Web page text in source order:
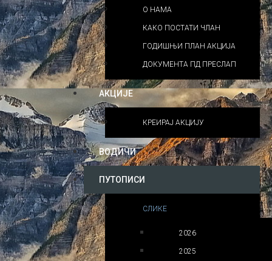
О НАМА
КАКО ПОСТАТИ ЧЛАН
ГОДИШЊИ ПЛАН АКЦИЈА
ДОКУМЕНТА ПД ПРЕСЛАП
АКЦИЈЕ
КРЕИРАЈ АКЦИЈУ
ВОДИЧИ
ПУТОПИСИ
СЛИКЕ
2026
2025